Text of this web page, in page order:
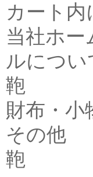
カート
当社ホ
ルについ
鞄
財布・小
その他
鞄